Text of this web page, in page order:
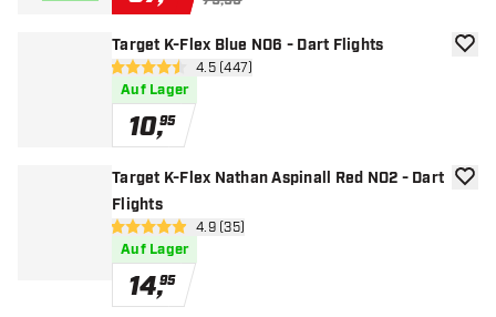
Target K-Flex Blue NO6 - Dart Flights
Bewertungsbereich öffnen
4.5 Bewertungssterne
4.5 (447)
Auf Lager
10,95
Zur
Target K-Flex Nathan Aspinall Red NO2 - Dart
Flights
Bewertungsbereich öffnen
4.9 Bewertungssterne
4.9 (35)
Auf Lager
14,95
Zur